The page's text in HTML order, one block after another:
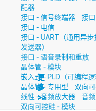
配器
接口 - 信号终端器
接
接口 - 电信
接口 - UART（通用异步
发送器）
接口 - 语音录制和重放
晶体管 - 模块
嵌入式 - PLD（可编程逻
晶体管 - 专用型
双向
线性 - 音频放大器
音
双向可控硅 - 模块
更
多
>>
更
多
>>
更
多
>>
更
多
>>
更
多
>>
更
多
>>
更
多
>>